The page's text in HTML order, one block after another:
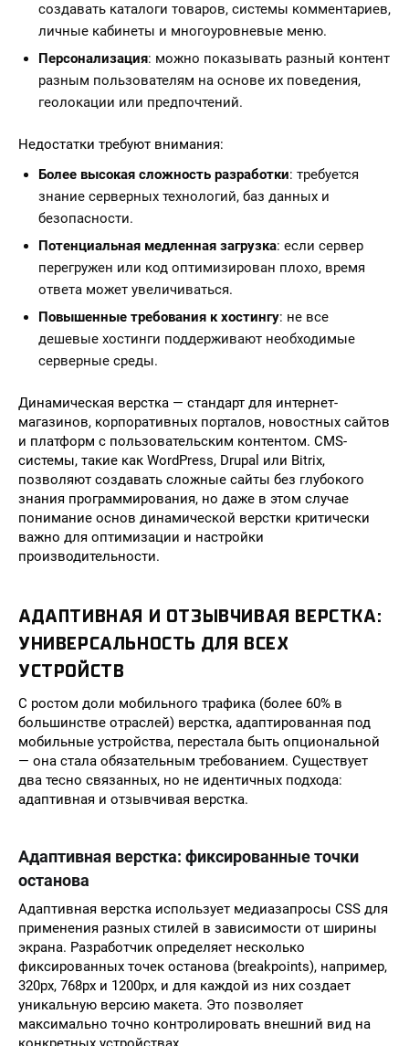
создавать каталоги товаров, системы комментариев,
личные кабинеты и многоуровневые меню.
Персонализация: можно показывать разный контент
разным пользователям на основе их поведения,
геолокации или предпочтений.
Недостатки требуют внимания:
Более высокая сложность разработки: требуется
знание серверных технологий, баз данных и
безопасности.
Потенциальная медленная загрузка: если сервер
перегружен или код оптимизирован плохо, время
ответа может увеличиваться.
Повышенные требования к хостингу: не все
дешевые хостинги поддерживают необходимые
серверные среды.
Динамическая верстка — стандарт для интернет-
магазинов, корпоративных порталов, новостных сайтов
и платформ с пользовательским контентом. CMS-
системы, такие как WordPress, Drupal или Bitrix,
позволяют создавать сложные сайты без глубокого
знания программирования, но даже в этом случае
понимание основ динамической верстки критически
важно для оптимизации и настройки
производительности.
АДАПТИВНАЯ И ОТЗЫВЧИВАЯ ВЕРСТКА:
УНИВЕРСАЛЬНОСТЬ ДЛЯ ВСЕХ
УСТРОЙСТВ
С ростом доли мобильного трафика (более 60% в
большинстве отраслей) верстка, адаптированная под
мобильные устройства, перестала быть опциональной
— она стала обязательным требованием. Существует
два тесно связанных, но не идентичных подхода:
адаптивная и отзывчивая верстка.
Адаптивная верстка: фиксированные точки
останова
Адаптивная верстка использует медиазапросы CSS для
применения разных стилей в зависимости от ширины
экрана. Разработчик определяет несколько
фиксированных точек останова (breakpoints), например,
320px, 768px и 1200px, и для каждой из них создает
уникальную версию макета. Это позволяет
максимально точно контролировать внешний вид на